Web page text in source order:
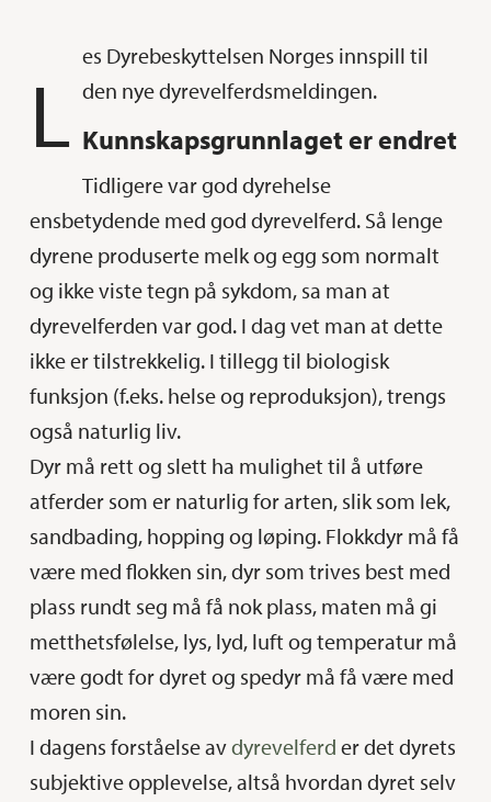
L
es Dyrebeskyttelsen Norges innspill til
den nye dyrevelferdsmeldingen.
Kunnskapsgrunnlaget er endret
Tidligere var god dyrehelse
ensbetydende med god dyrevelferd. Så lenge
dyrene produserte melk og egg som normalt
og ikke viste tegn på sykdom, sa man at
dyrevelferden var god. I dag vet man at dette
ikke er tilstrekkelig. I tillegg til biologisk
funksjon (f.eks. helse og reproduksjon), trengs
også naturlig liv.
Dyr må rett og slett ha mulighet til å utføre
atferder som er naturlig for arten, slik som lek,
sandbading, hopping og løping. Flokkdyr må få
være med flokken sin, dyr som trives best med
plass rundt seg må få nok plass, maten må gi
metthetsfølelse, lys, lyd, luft og temperatur må
være godt for dyret og spedyr må få være med
moren sin.
I dagens forståelse avdyrevelferd er det dyrets
subjektive opplevelse, altså hvordan dyret selv